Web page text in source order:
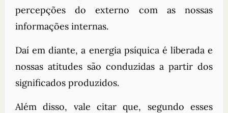
percepções do externo com as nossas
informações internas.
Daí em diante, a energia psíquica é liberada e
nossas atitudes são conduzidas a partir dos
significados produzidos.
Além disso, vale citar que, segundo esses